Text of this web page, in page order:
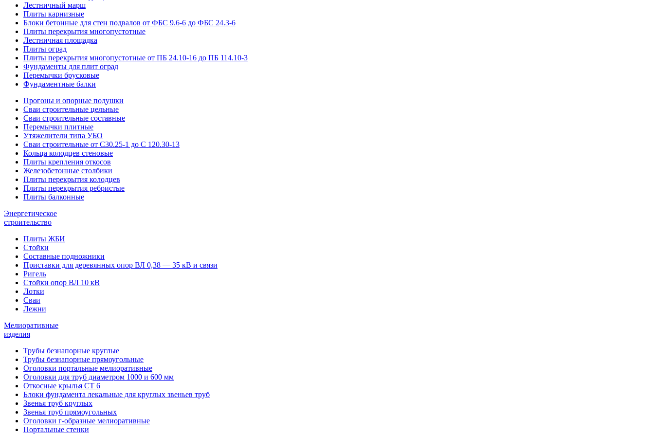
Лестничный марш
Плиты карнизные
Блоки бетонные для стен подвалов от ФБС 9.6-6 до ФБС 24.3-6
Плиты перекрытия многопустотные
Лестничная площадка
Плиты оград
Плиты перекрытия многопустотные от ПБ 24.10-16 до ПБ 114.10-3
Фундаменты для плит оград
Перемычки брусковые
Фундаментные балки
Прогоны и опорные подушки
Сваи строительные цельные
Сваи строительные составные
Перемычки плитные
Утяжелители типа УБО
Сваи строительные от С30.25-1 до С 120.30-13
Кольца колодцев стеновые
Плиты крепления откосов
Железобетонные столбики
Плиты перекрытия колодцев
Плиты перекрытия ребристые
Плиты балконные
Энергетическое
строительство
Плиты ЖБИ
Стойки
Составные подножники
Приставки для деревянных опор ВЛ 0,38 — 35 кВ и связи
Ригель
Стойки опор ВЛ 10 кВ
Лотки
Сваи
Лежни
Мелиоративные
изделия
Трубы безнапорные круглые
Трубы безнапорные прямоугольные
Оголовки портальные мелиоративные
Оголовки для труб диаметром 1000 и 600 мм
Откосные крылья СТ 6
Блоки фундамента лекальные для круглых звеньев труб
Звенья труб круглых
Звенья труб прямоугольных
Оголовки г-образные мелиоративные
Портальные стенки